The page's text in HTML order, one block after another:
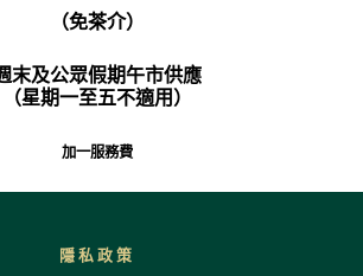
（免茶介）
末及公眾假期午市供應
（星期一至五不適用）
加一服務費
隱私政策